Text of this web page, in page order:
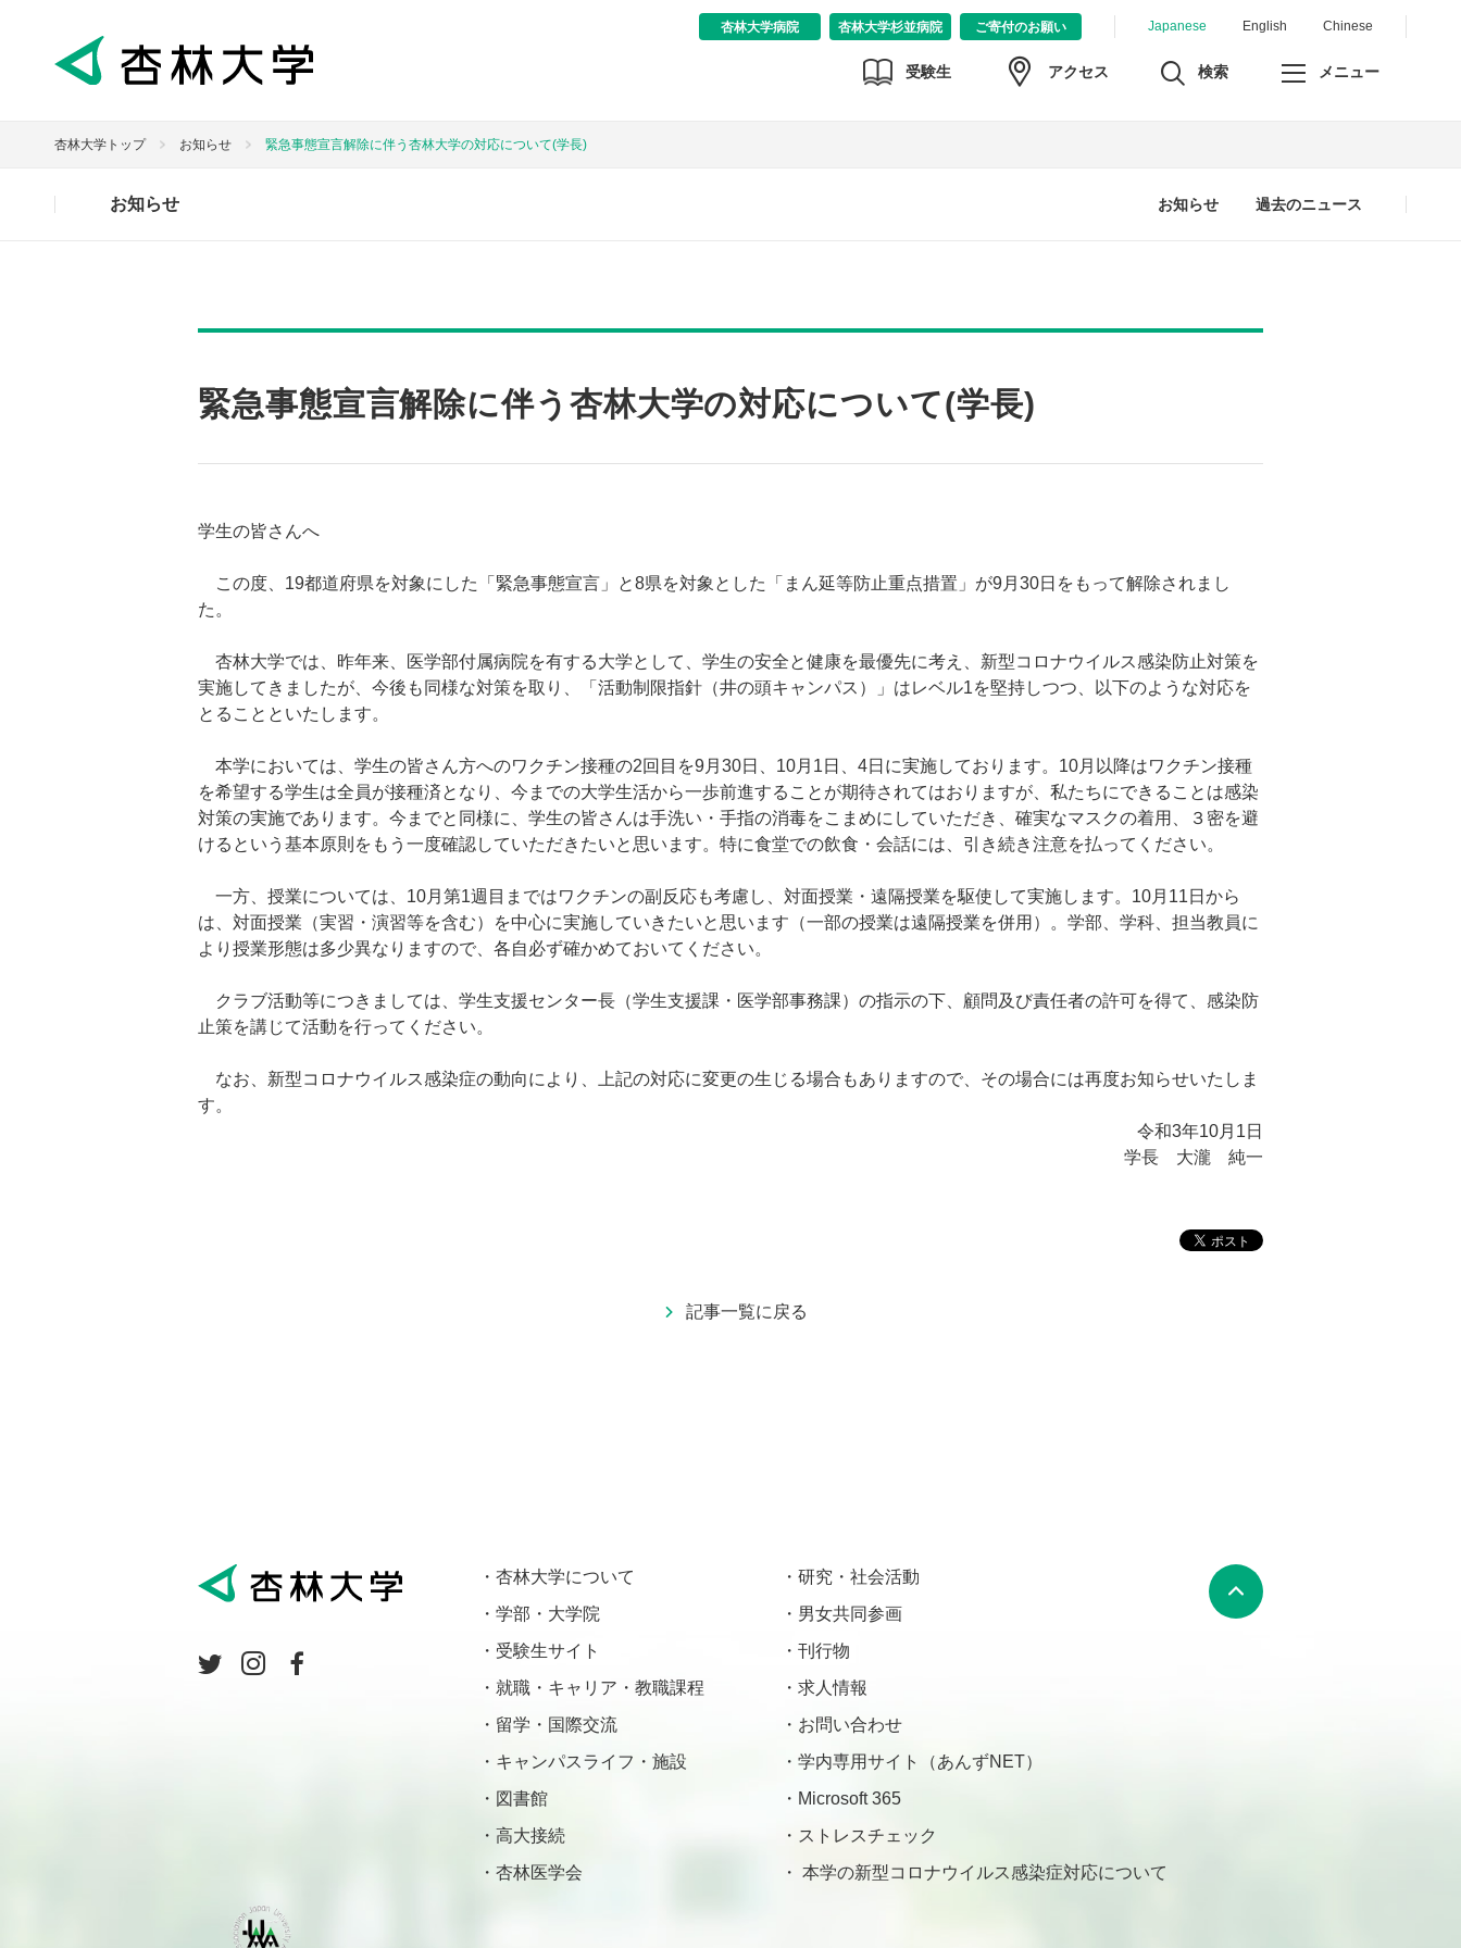
Japanese English Chinese
杏林大学病院 杏林大学杉並病院 ご寄付のお願い
受験生 アクセス 検索 メニュー
杏林大学トップ お知らせ 緊急事態宣言解除に伴う杏林大学の対応について(学長)
お知らせ お知らせ 過去のニュース
緊急事態宣言解除に伴う杏林大学の対応について(学長)
学生の皆さんへ
この度、19都道府県を対象にした「緊急事態宣言」と8県を対象とした「まん延等防止重点措置」が9月30日をもって解除されまし
た。
杏林大学では、昨年来、医学部付属病院を有する大学として、学生の安全と健康を最優先に考え、新型コロナウイルス感染防止対策を
実施してきましたが、今後も同様な対策を取り、「活動制限指針（井の頭キャンパス）」はレベル1を堅持しつつ、以下のような対応を
とることといたします。
本学においては、学生の皆さん方へのワクチン接種の2回目を9月30日、10月1日、4日に実施しております。10月以降はワクチン接種
を希望する学生は全員が接種済となり、今までの大学生活から一歩前進することが期待されてはおりますが、私たちにできることは感染
対策の実施であります。今までと同様に、学生の皆さんは手洗い・手指の消毒をこまめにしていただき、確実なマスクの着用、３密を避
けるという基本原則をもう一度確認していただきたいと思います。特に食堂での飲食・会話には、引き続き注意を払ってください。
一方、授業については、10月第1週目まではワクチンの副反応も考慮し、対面授業・遠隔授業を駆使して実施します。10月11日から
は、対面授業（実習・演習等を含む）を中心に実施していきたいと思います（一部の授業は遠隔授業を併用）。学部、学科、担当教員に
より授業形態は多少異なりますので、各自必ず確かめておいてください。
クラブ活動等につきましては、学生支援センター長（学生支援課・医学部事務課）の指示の下、顧問及び責任者の許可を得て、感染防
止策を講じて活動を行ってください。
なお、新型コロナウイルス感染症の動向により、上記の対応に変更の生じる場合もありますので、その場合には再度お知らせいたしま
す。
令和3年10月1日
学長 大瀧 純一
記事一覧に戻る
杏林大学について
学部・大学院
受験生サイト
就職・キャリア・教職課程
留学・国際交流
キャンパスライフ・施設
図書館
高大接続
杏林医学会
研究・社会活動
男女共同参画
刊行物
求人情報
お問い合わせ
学内専用サイト（あんずNET）
Microsoft 365
ストレスチェック
本学の新型コロナウイルス感染症対応について